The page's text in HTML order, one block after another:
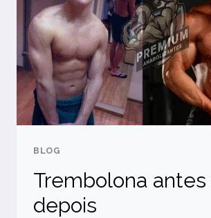
E
REFLEXÕES
BLOG
Trembolona antes
depois